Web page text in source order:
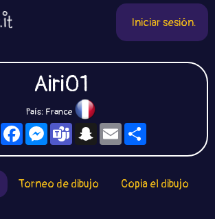
Iniciar sesión.
Airi01
País: France
WhatsAppFacebookMessengerTeamsSnapchat
Email
Torneo de dibujo Copia el dibujo